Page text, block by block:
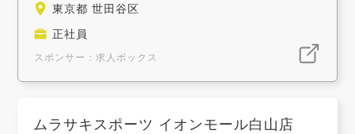
東京都 世田谷区
正社員
スポンサー：求人ボックス
ムラサキスポーツ イオンモール白山店